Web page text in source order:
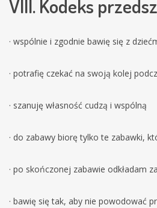
VIII. Kodeks
· wspólnie i zgodnie bawię się z
· potrafię czekać na swoją kolej
· szanuję własność cudzą i wspólną
· do zabawy biorę tylko te zabawki,
· po skończonej zabawie odkładam
· bawię się tak, aby nie powodować